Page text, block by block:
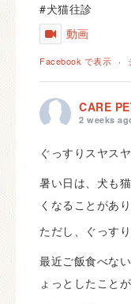
#犬猫往診
動画
Facebook で表示 ·
CARE
2 weeks
ぐっすりスヤス
暑い日は、犬も
くなることがあ
ただし、ぐっす
最近ご飯食べな
ょっとしたこと